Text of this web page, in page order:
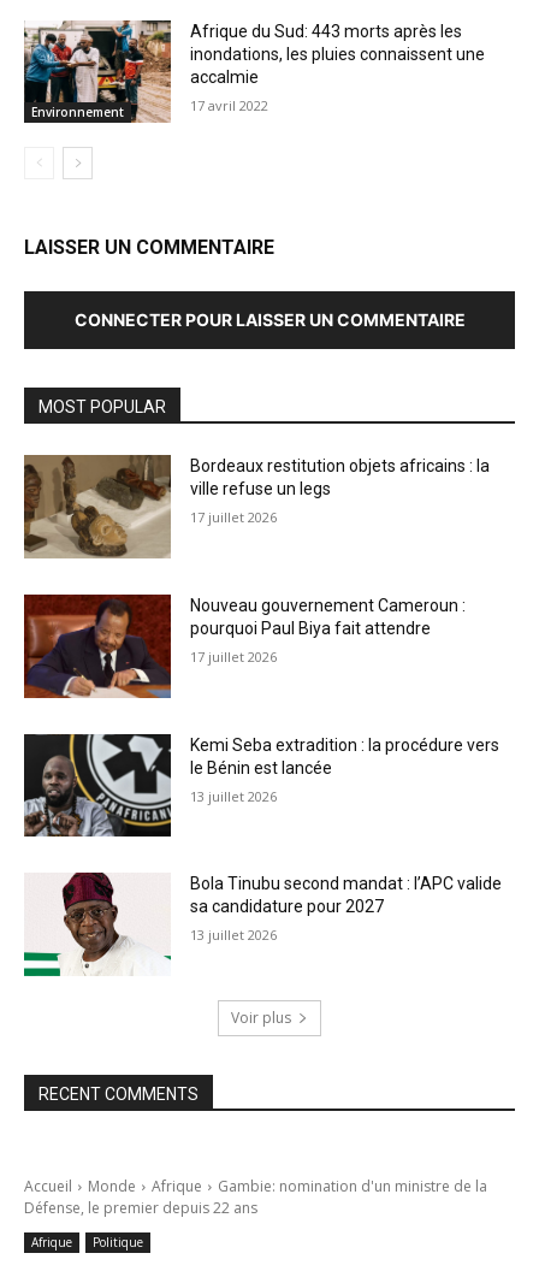
Environnement
Afrique du Sud: 443 morts après les
inondations, les pluies connaissent une
accalmie
17 avril 2022
LAISSER UN COMMENTAIRE
CONNECTER POUR LAISSER UN COMMENTAIRE
MOST POPULAR
Bordeaux restitution objets africains : la
ville refuse un legs
17 juillet 2026
Nouveau gouvernement Cameroun :
pourquoi Paul Biya fait attendre
17 juillet 2026
Kemi Seba extradition : la procédure vers
le Bénin est lancée
13 juillet 2026
Bola Tinubu second mandat : l’APC valide
sa candidature pour 2027
13 juillet 2026
Voir plus
RECENT COMMENTS